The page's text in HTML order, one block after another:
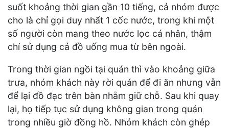
suốt khoảng thời gian gần 10 tiếng, cả nhóm được
cho là chỉ gọi duy nhất 1 cốc nước, trong khi một
số người còn mang theo nước lọc cá nhân, thậm
chí sử dụng cả đồ uống mua từ bên ngoài.
Trong thời gian ngồi tại quán thì vào khoảng giữa
trưa, nhóm khách này rời quán để đi ăn nhưng vẫn
để lại đồ đạc trên bàn nhằm giữ chỗ. Sau khi quay
lại, họ tiếp tục sử dụng không gian trong quán
trong nhiều giờ đồng hồ. Nhóm khách còn ghép